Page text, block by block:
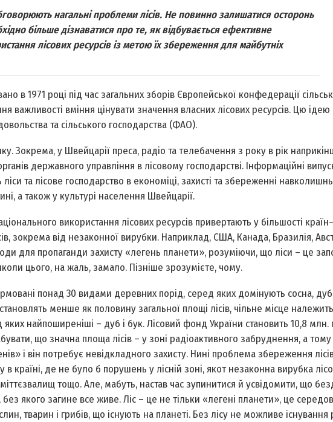
нагальні проблеми лісів. Не повинно залишатися осторонь
більше дізнаватися про те, як відбувається ефективне
лісових ресурсів із метою їх збереження для майбутніх
в 1971 році під час загальних зборів Європейської конфедерації
важливості вміння цінувати значення власних лісових ресурсів. Цю
та сільського господарства (ФАО).
Зокрема, у Швейцарії преса, радіо та телебачення з року в рік
державного управління в лісовому господарстві. Інформаційні
та лісове господарство в економіці, захисті та збереженні
а також у культурі населення Швейцарії.
використання лісових ресурсів привертають у більшості
зокрема від незаконної вирубки. Наприклад, США, Канада, Бразилія,
для пропаганди захисту «легень планети», розуміючи, що ліси – це
цього, на жаль, замало. Пізніше зрозумієте, чому.
понад 30 видами деревних порід, серед яких домінують сос­на,
менше як половину загальної площі лісів, чільне місце належить
найпоширеніші – дуб і бук. Лісовий фонд України становить 10,8 млн.
що значна площа лісів – у зоні радіо­активного забруднення, а
і він потребує невідкладного захисту. Нині проблема збереження
країні, де не було б порушень у лісній зоні, як­от незаконна вирубка
тощо. Але, мабуть, настав час зупинитися й усвідомити, що
якого загине все живе. Ліс – це не тільки «легені планети», це
тварин і грибів, що існують на планеті. Без лісу не можливе існування